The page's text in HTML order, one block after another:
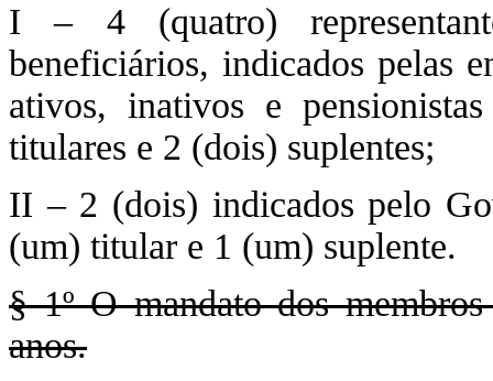
I – 4 (quatro)
beneficiários, indicados pelas
ativos, inativos e
titulares e 2 (dois) suplentes;
II – 2 (dois) indicados pelo
(um) titular e 1 (um) suplente.
§ 1º O mandato dos
anos.